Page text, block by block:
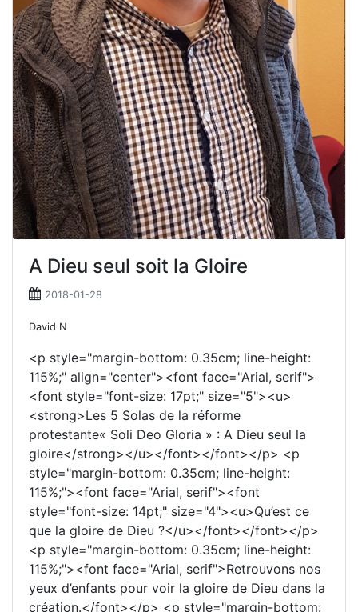
A Dieu seul soit la Gloire
2018-01-28
David N
<p style="margin-bottom: 0.35cm; line-height:
115%;" align="center"><font face="Arial, serif">
<font style="font-size: 17pt;" size="5"><u>
<strong>Les 5 Solas de la réforme
protestante« Soli Deo Gloria » : A Dieu seul la
gloire</strong></u></font></font></p> <p
style="margin-bottom: 0.35cm; line-height:
115%;"><font face="Arial, serif"><font
style="font-size: 14pt;" size="4"><u>Qu’est ce
que la gloire de Dieu ?</u></font></font></p>
<p style="margin-bottom: 0.35cm; line-height:
115%;"><font face="Arial, serif">Retrouvons nos
yeux d’enfants pour voir la gloire de Dieu dans la
création.</font></p> <p style="margin-bottom: